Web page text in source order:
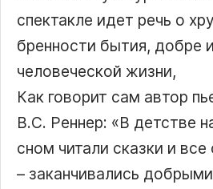
спектакле идет речь о
бренности бытия, добре
человеческой жизни,
Как говорит сам автор
В.С. Реннер: «В детстве
сном читали сказки и
– заканчивались